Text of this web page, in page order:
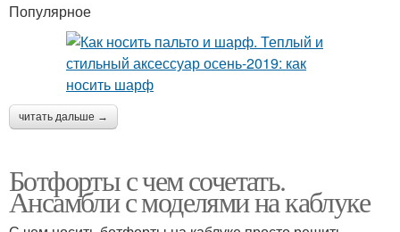
Популярное
читать дальше →
Ботфорты с чем сочетать.
Ансамбли с моделями на каблуке